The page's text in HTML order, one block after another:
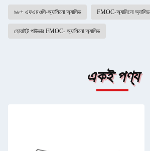
৯৮+ এফএমওসি-অ্যামিনো অ্যাসিড FMOC-অ্যামিনো অ্যাসিড
হোয়াইট পাউডার FMOC- অ্যামিনো অ্যাসিড
একই পণ্য